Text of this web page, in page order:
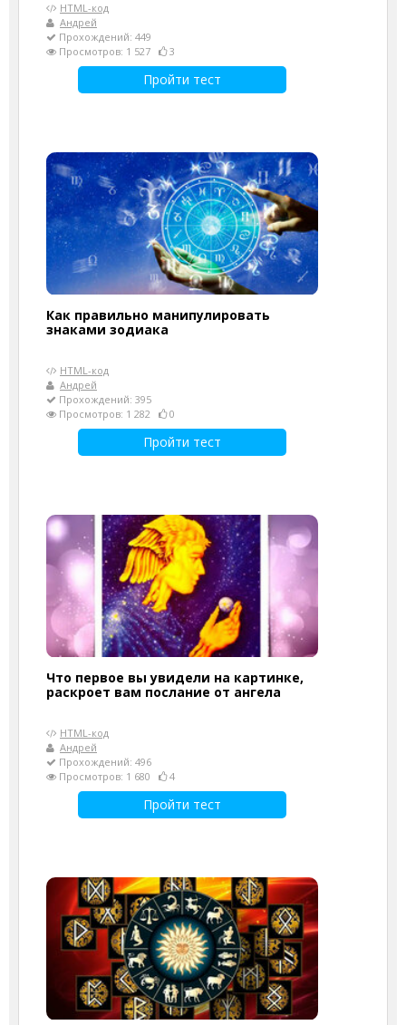
HTML-код
Андрей
Прохождений: 449
Просмотров: 1 527
3
Пройти тест
Как правильно манипулировать
знаками зодиака
HTML-код
Андрей
Прохождений: 395
Просмотров: 1 282
0
Пройти тест
Что первое вы увидели на картинке,
раскроет вам послание от ангела
HTML-код
Андрей
Прохождений: 496
Просмотров: 1 680
4
Пройти тест